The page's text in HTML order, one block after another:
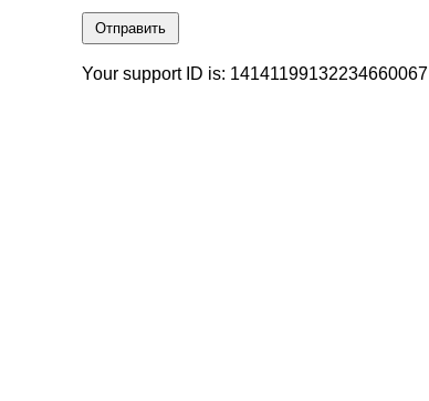
Отправить
Your support ID is: 14141199132234660067